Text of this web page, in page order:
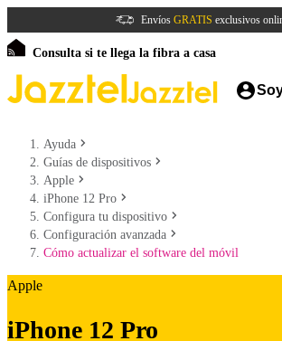
Envíos GRATIS exclusivos
Consulta si te llega la fibra a casa
Ayuda
Guías de dispositivos
Apple
iPhone 12 Pro
Configura tu dispositivo
Configuración avanzada
Cómo actualizar el software del móvil
Apple
iPhone 12 Pro